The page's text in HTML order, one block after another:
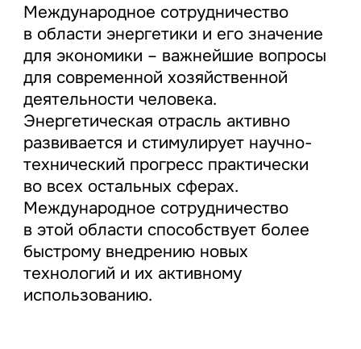
Международное сотрудничество
в области энергетики и его значение
для экономики – важнейшие вопросы
для современной хозяйственной
деятельности человека.
Энергетическая отрасль активно
развивается и стимулирует научно-
технический прогресс практически
во всех остальных сферах.
Международное сотрудничество
в этой области способствует более
быстрому внедрению новых
технологий и их активному
использованию.